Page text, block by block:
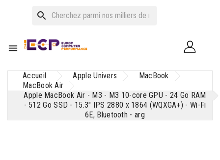
search

Accueil Apple Univers
MacBook
MacBook Air
Apple MacBook Air - M3 - M3 10-core GPU - 24 Go RAM
- 512 Go SSD - 15.3" IPS 2880 x 1864 (WQXGA+) - Wi-Fi
6E, Bluetooth - arg